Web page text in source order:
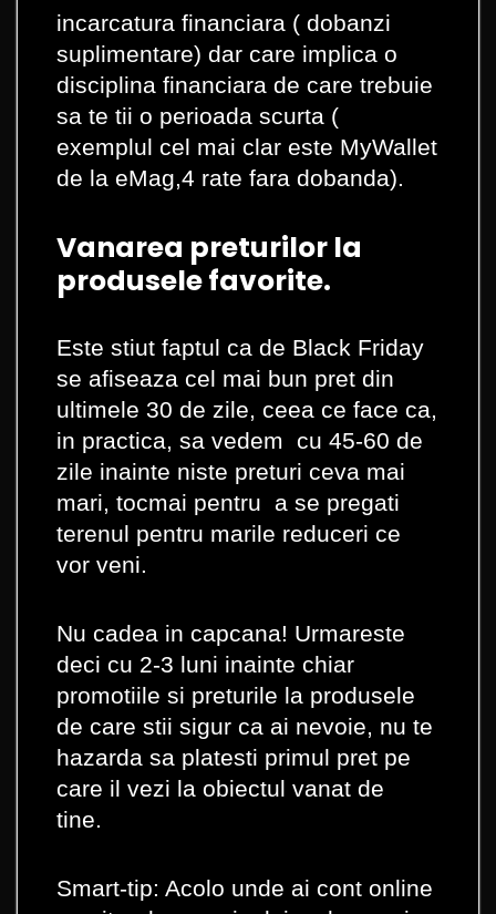
incarcatura financiara ( dobanzi
suplimentare) dar care implica o
disciplina financiara de care trebuie
sa te tii o perioada scurta (
exemplul cel mai clar este MyWallet
de la eMag,4 rate fara dobanda).
Vanarea preturilor la
produsele favorite.
Este stiut faptul ca de Black Friday
se afiseaza cel mai bun pret din
ultimele 30 de zile, ceea ce face ca,
in practica, sa vedem cu 45-60 de
zile inainte niste preturi ceva mai
mari, tocmai pentru a se pregati
terenul pentru marile reduceri ce
vor veni.
Nu cadea in capcana! Urmareste
deci cu 2-3 luni inainte chiar
promotiile si preturile la produsele
de care stii sigur ca ai nevoie, nu te
hazarda sa platesti primul pret pe
care il vezi la obiectul vanat de
tine.
Smart-tip: Acolo unde ai cont online